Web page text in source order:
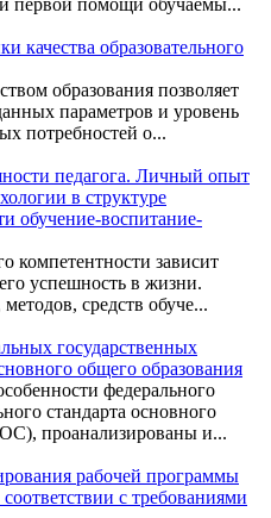
качества образовательного
образования позволяет
параметров и уровень
потребностей о...
педагога. Личный опыт
в структуре
обучение-воспитание-
компетентности зависит
успешность в жизни.
средств обуче...
государственных
общего образования
федерального
стандарта основного
проанализированы и...
рабочей программы
с требованиями